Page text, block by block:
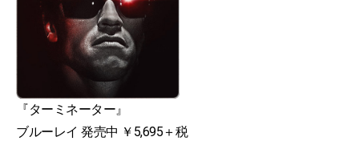
『ターミネーター』
ブルーレイ 発売中 ￥5,695＋税